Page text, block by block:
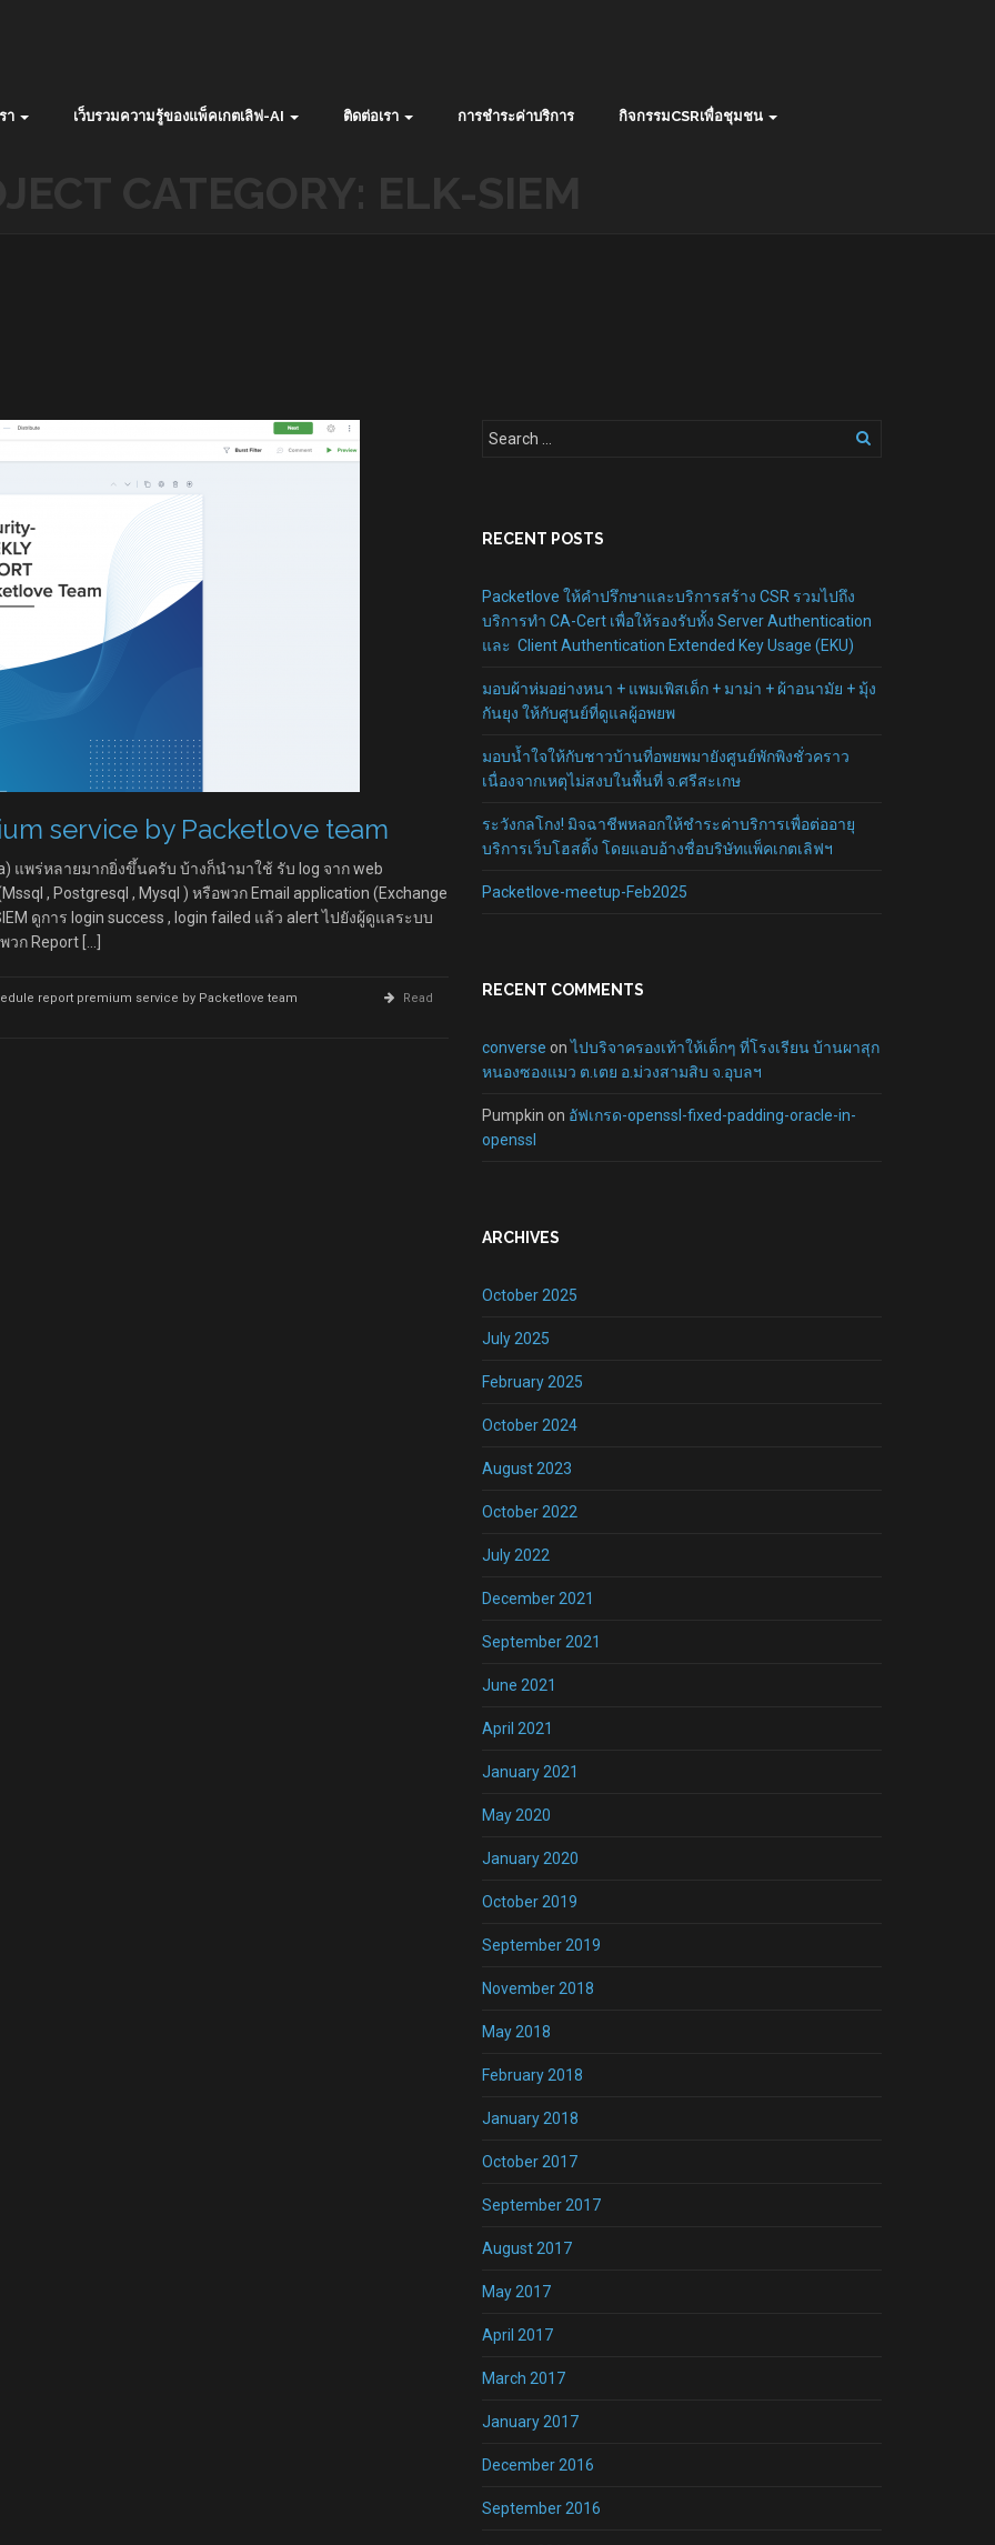
า เว็บรวมความรู้ของแพ็คเกตเลิฟ-AI ติดต่อเรา การชำระค่าบริการ กิจกรรมCSRเพื่อชุมชน
service by Packetlove team
แพร่หลายมากยิ่งขึ้นครับ บ้างก็นำมาใช้ รับ log จาก web
, Postgresql , Mysql ) หรือพวก Email application (Exchange
ดูการ login success , login failed แล้ว alert ไปยังผู้ดูแลระบบ
ก Report […]
report premium service by Packetlove team
Read
RECENT POSTS
Packetlove ให้คำปรึกษาและบริการสร้าง CSR รวมไปถึง
บริการทำ CA-Cert เพื่อให้รองรับทั้ง Server Authentication
และ Client Authentication Extended Key Usage (EKU)
มอบผ้าห่มอย่างหนา + แพมเพิสเด็ก + มาม่า + ผ้าอนามัย + มุ้ง
กันยุง ให้กับศูนย์ที่ดูแลผู้อพยพ
มอบน้ำใจให้กับชาวบ้านที่อพยพมายังศูนย์พักพิงชั่วคราว
เนื่องจากเหตุไม่สงบในพื้นที่ จ.ศรีสะเกษ
ระวังกลโกง! มิจฉาชีพหลอกให้ชำระค่าบริการเพื่อต่ออายุ
บริการเว็บโฮสติ้ง โดยแอบอ้างชื่อบริษัทแพ็คเกตเลิฟฯ
Packetlove-meetup-Feb2025
RECENT COMMENTS
converse onไปบริจาครองเท้าให้เด็กๆ ที่โรงเรียน บ้านผาสุก
หนองซองแมว ต.เตย อ.ม่วงสามสิบ จ.อุบลฯ
Pumpkin on อัฟเกรด-openssl-fixed-padding-oracle-in-
openssl
ARCHIVES
October 2025
July 2025
February 2025
October 2024
August 2023
October 2022
July 2022
December 2021
September 2021
June 2021
April 2021
January 2021
May 2020
January 2020
October 2019
September 2019
November 2018
May 2018
February 2018
January 2018
October 2017
September 2017
August 2017
May 2017
April 2017
March 2017
January 2017
December 2016
September 2016